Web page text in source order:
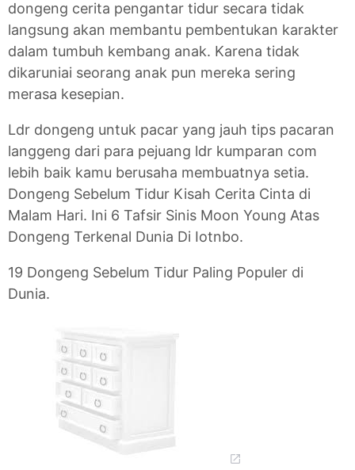
dongeng cerita pengantar tidur secara tidak
langsung akan membantu pembentukan karakter
dalam tumbuh kembang anak. Karena tidak
dikaruniai seorang anak pun mereka sering
merasa kesepian.
Ldr dongeng untuk pacar yang jauh tips pacaran
langgeng dari para pejuang ldr kumparan com
lebih baik kamu berusaha membuatnya setia.
Dongeng Sebelum Tidur Kisah Cerita Cinta di
Malam Hari. Ini 6 Tafsir Sinis Moon Young Atas
Dongeng Terkenal Dunia Di Iotnbo.
19 Dongeng Sebelum Tidur Paling Populer di
Dunia.